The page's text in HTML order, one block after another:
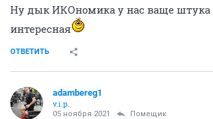
Ну дык ИКОномика у нас ваще штука
интересная
ОТВЕТИТЬ
adambereg1
v.i.p.
05 ноября 2021 Помещик